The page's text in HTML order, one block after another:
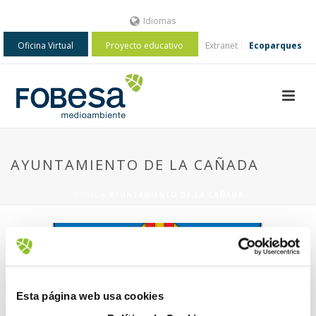
Esta página web usa cookies
Idiomas
Oficina Virtual Proyecto educativo Extranet Ecoparques
AYUNTAMIENTO DE LA CAÑADA